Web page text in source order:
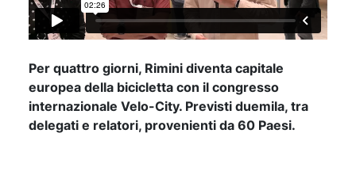
Per quattro giorni, Rimini diventa capitale
europea della bicicletta con il congresso
internazionale Velo-City. Previsti duemila, tra
delegati e relatori, provenienti da 60 Paesi.